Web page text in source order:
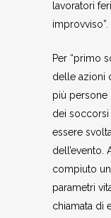
lavoratori
improvviso”.
Per “primo
delle azioni
più persone
dei soccorsi
essere
dell’evento.
compiuto
parametri
chiamata di